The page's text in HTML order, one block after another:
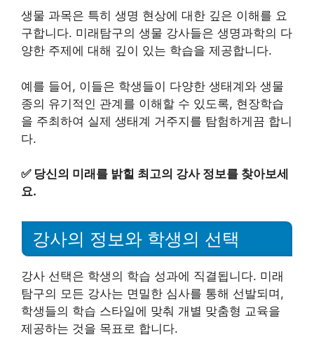
생물 과목은 특히 생명 현상에 대한 깊은 이해를 요
구합니다. 미래탐구의 생물 강사들은 생명과학의 다
양한 주제에 대해 깊이 있는 학습을 제공합니다.
예를 들어, 이들은 학생들이 다양한 생태계와 생물
종의 유기적인 관계를 이해할 수 있도록, 현장학습
을 주최하여 실제 생태계 거주지를 탐험하게끔 합니
다.
✅ 당신의 미래를 밝힐 최고의 강사 정보를 찾아보세
요.
강사의 정보와 학생의 선택
강사 선택은 학생의 학습 성과에 직결됩니다. 미래
탐구의 모든 강사는 면밀한 심사를 통해 선발되며,
학생들의 학습 스타일에 맞춰 개별 맞춤형 교육을
제공하는 것을 목표로 합니다.